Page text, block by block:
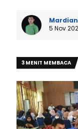
5 Nov
3 MENIT MEMBACA